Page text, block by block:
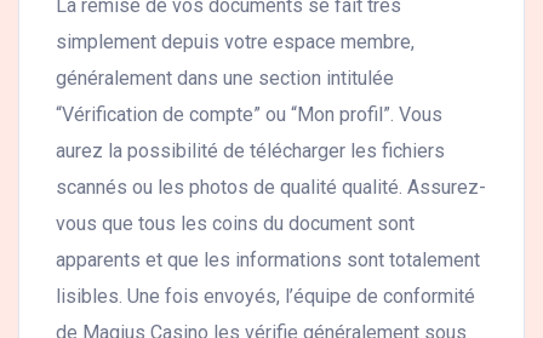
La remise de vos documents se fait très
simplement depuis votre espace membre,
généralement dans une section intitulée
“Vérification de compte” ou “Mon profil”. Vous
aurez la possibilité de télécharger les fichiers
scannés ou les photos de qualité qualité. Assurez-
vous que tous les coins du document sont
apparents et que les informations sont totalement
lisibles. Une fois envoyés, l’équipe de conformité
de Magius Casino les vérifie généralement sous